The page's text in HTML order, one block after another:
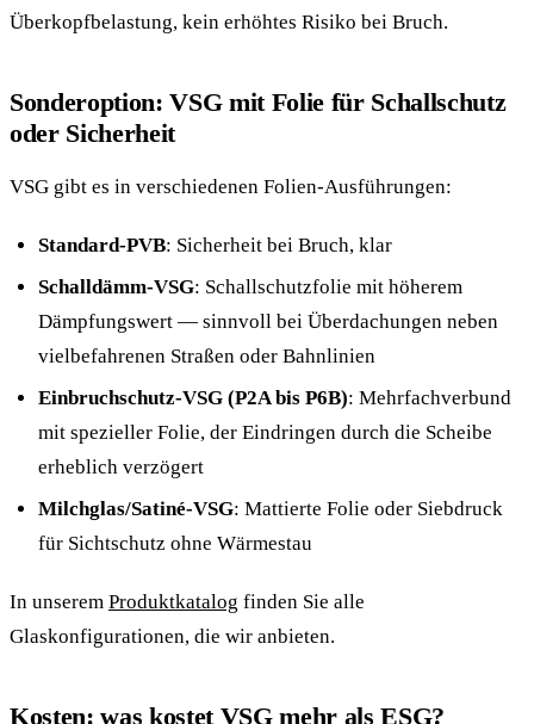
Überkopfbelastung, kein erhöhtes Risiko bei Bruch.
Sonderoption: VSG mit Folie für Schallschutz
oder Sicherheit
VSG gibt es in verschiedenen Folien-Ausführungen:
Standard-PVB: Sicherheit bei Bruch, klar
Schalldämm-VSG: Schallschutzfolie mit höherem
Dämpfungswert — sinnvoll bei Überdachungen neben
vielbefahrenen Straßen oder Bahnlinien
Einbruchschutz-VSG (P2A bis P6B): Mehrfachverbund
mit spezieller Folie, der Eindringen durch die Scheibe
erheblich verzögert
Milchglas/Satiné-VSG: Mattierte Folie oder Siebdruck
für Sichtschutz ohne Wärmestau
In unserem Produktkatalog finden Sie alle
Glaskonfigurationen, die wir anbieten.
Kosten: was kostet VSG mehr als ESG?